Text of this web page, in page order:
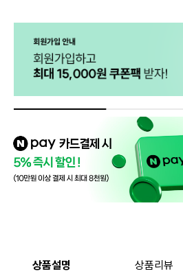
상품설명 상품리뷰